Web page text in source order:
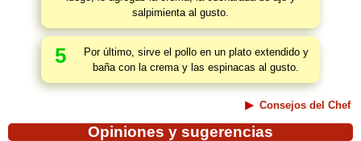
salpimienta al gusto.
5
Por último, sirve el pollo en un plato extendido y
baña con la crema y las espinacas al gusto.
Consejos del Chef
Opiniones y sugerencias